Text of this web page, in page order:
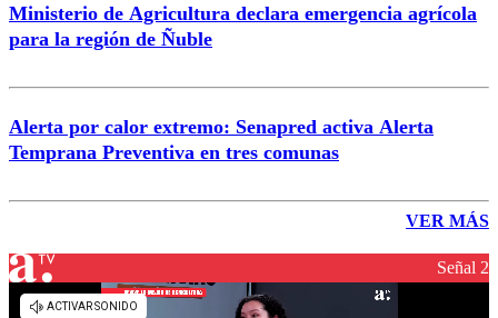
Ministerio de Agricultura declara emergencia agrícola
para la región de Ñuble
Alerta por calor extremo: Senapred activa Alerta
Temprana Preventiva en tres comunas
VER MÁS
Señal 2